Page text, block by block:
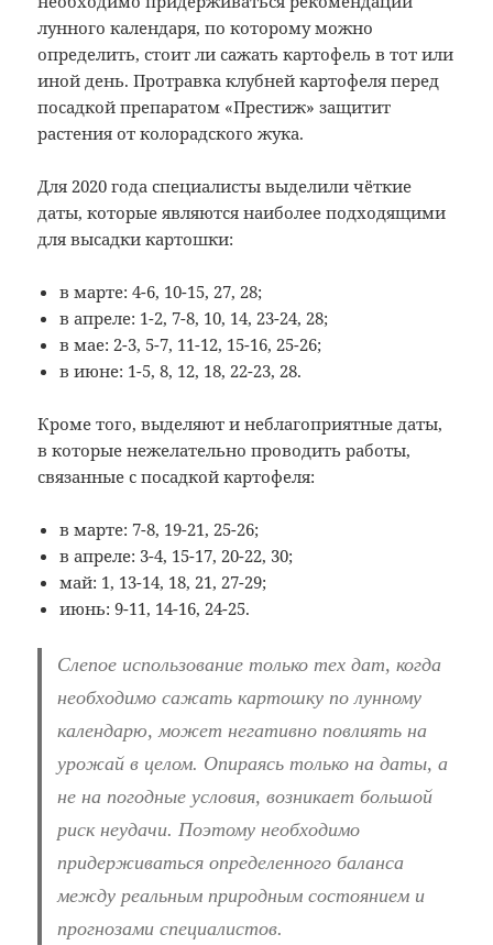
лунного календаря, по которому можно
определить, стоит ли сажать картофель в тот или
иной день. Протравка клубней картофеля перед
посадкой препаратом «Престиж» защитит
растения от колорадского жука.
Для 2020 года специалисты выделили чёткие
даты, которые являются наиболее подходящими
для высадки картошки:
в марте: 4-6, 10-15, 27, 28;
в апреле: 1-2, 7-8, 10, 14, 23-24, 28;
в мае: 2-3, 5-7, 11-12, 15-16, 25-26;
в июне: 1-5, 8, 12, 18, 22-23, 28.
Кроме того, выделяют и неблагоприятные даты,
в которые нежелательно проводить работы,
связанные с посадкой картофеля:
в марте: 7-8, 19-21, 25-26;
в апреле: 3-4, 15-17, 20-22, 30;
май: 1, 13-14, 18, 21, 27-29;
июнь: 9-11, 14-16, 24-25.
Слепое использование только тех дат, когда
необходимо сажать картошку по лунному
календарю, может негативно повлиять на
урожай в целом. Опираясь только на даты, а
не на погодные условия, возникает большой
риск неудачи. Поэтому необходимо
придерживаться определенного баланса
между реальным природным состоянием и
прогнозами специалистов.